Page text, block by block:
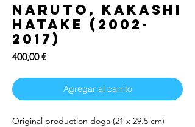
Naruto, Kakashi
Hatake (2002-
2017)
400,00 €Precio
Agregar al carrito
Original production doga (21 x 29.5 cm)